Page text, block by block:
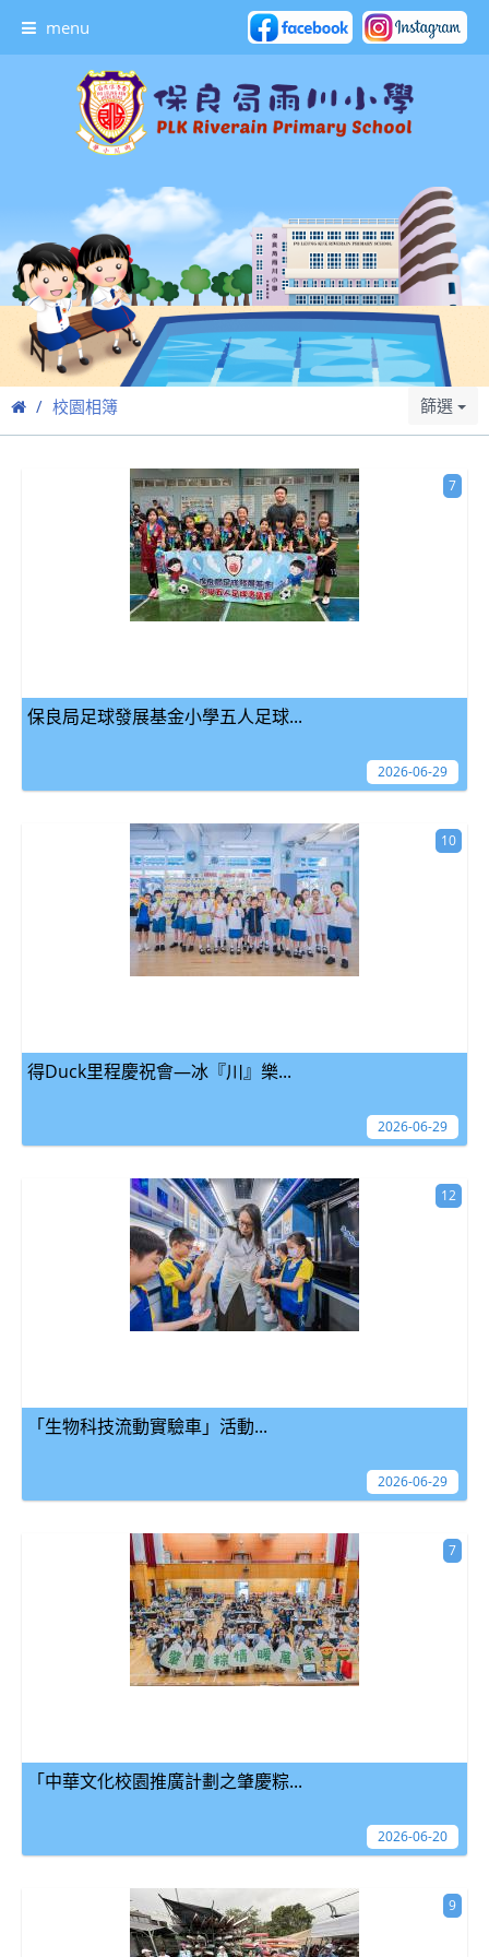
menu
校園相簿 篩選
保良局足球發展基金小學五人足球...
7
2026-06-29
得Duck里程慶祝會—冰『川』樂...
10
2026-06-29
「生物科技流動實驗車」活動...
12
2026-06-29
「中華文化校園推廣計劃之肇慶粽...
7
2026-06-20
9